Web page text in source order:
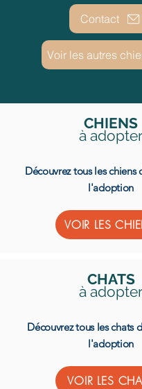
Contact
Voir les autres
CHIENS
à adopter
Découvrez tous les chiens
l'adoption
VOIR LES
CHATS
à adopter
Découvrez tous les chats
l'adoption
VOIR LES